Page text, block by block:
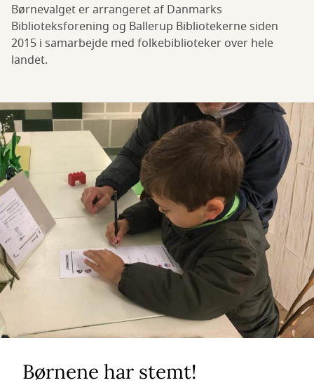
Børnevalget er arrangeret af Danmarks
Biblioteksforening og Ballerup Bibliotekerne siden
2015 i samarbejde med folkebiblioteker over hele
landet.
Børnene har stemt!